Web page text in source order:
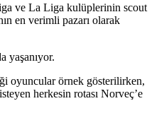
ve La Liga kulüplerinin scout
en verimli pazarı olarak
yaşanıyor.
oyuncular örnek gösterilirken,
herkesin rotası Norveç’e